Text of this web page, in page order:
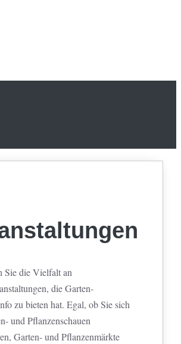
Sie die Vielfalt an
die Garten-
zu bieten hat. Egal, ob Sie sich
und Pflanzenschauen
Garten- und Pflanzenmärkte